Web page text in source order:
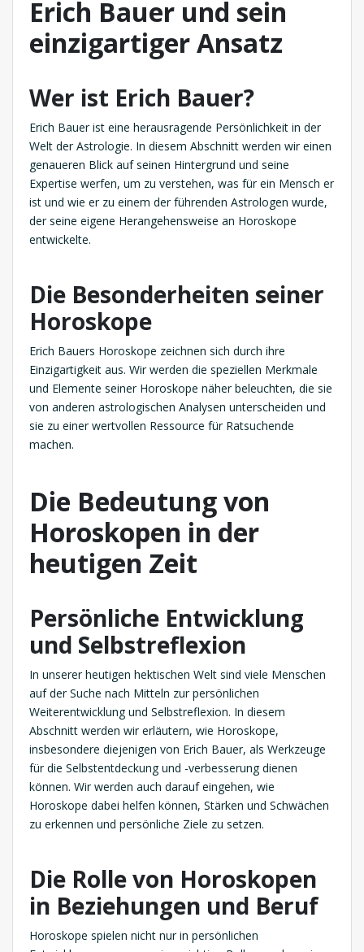
Erich Bauer und sein
einzigartiger Ansatz
Wer ist Erich Bauer?
Erich Bauer ist eine herausragende Persönlichkeit in der
Welt der Astrologie. In diesem Abschnitt werden wir einen
genaueren Blick auf seinen Hintergrund und seine
Expertise werfen, um zu verstehen, was für ein Mensch er
ist und wie er zu einem der führenden Astrologen wurde,
der seine eigene Herangehensweise an Horoskope
entwickelte.
Die Besonderheiten seiner
Horoskope
Erich Bauers Horoskope zeichnen sich durch ihre
Einzigartigkeit aus. Wir werden die speziellen Merkmale
und Elemente seiner Horoskope näher beleuchten, die sie
von anderen astrologischen Analysen unterscheiden und
sie zu einer wertvollen Ressource für Ratsuchende
machen.
Die Bedeutung von
Horoskopen in der
heutigen Zeit
Persönliche Entwicklung
und Selbstreflexion
In unserer heutigen hektischen Welt sind viele Menschen
auf der Suche nach Mitteln zur persönlichen
Weiterentwicklung und Selbstreflexion. In diesem
Abschnitt werden wir erläutern, wie Horoskope,
insbesondere diejenigen von Erich Bauer, als Werkzeuge
für die Selbstentdeckung und -verbesserung dienen
können. Wir werden auch darauf eingehen, wie
Horoskope dabei helfen können, Stärken und Schwächen
zu erkennen und persönliche Ziele zu setzen.
Die Rolle von Horoskopen
in Beziehungen und Beruf
Horoskope spielen nicht nur in persönlichen